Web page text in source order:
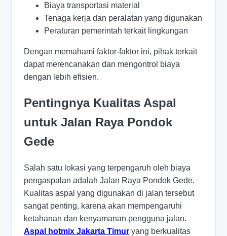
Biaya transportasi material
Tenaga kerja dan peralatan yang digunakan
Peraturan pemerintah terkait lingkungan
Dengan memahami faktor-faktor ini, pihak terkait
dapat merencanakan dan mengontrol biaya
dengan lebih efisien.
Pentingnya Kualitas Aspal
untuk Jalan Raya Pondok
Gede
Salah satu lokasi yang terpengaruh oleh biaya
pengaspalan adalah Jalan Raya Pondok Gede.
Kualitas aspal yang digunakan di jalan tersebut
sangat penting, karena akan mempengaruhi
ketahanan dan kenyamanan pengguna jalan.
Aspal hotmix Jakarta Timur yang berkualitas